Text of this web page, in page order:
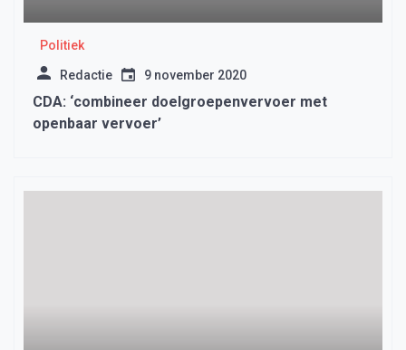
Politiek
Redactie 9 november 2020
CDA: ‘combineer doelgroepenvervoer met
openbaar vervoer’